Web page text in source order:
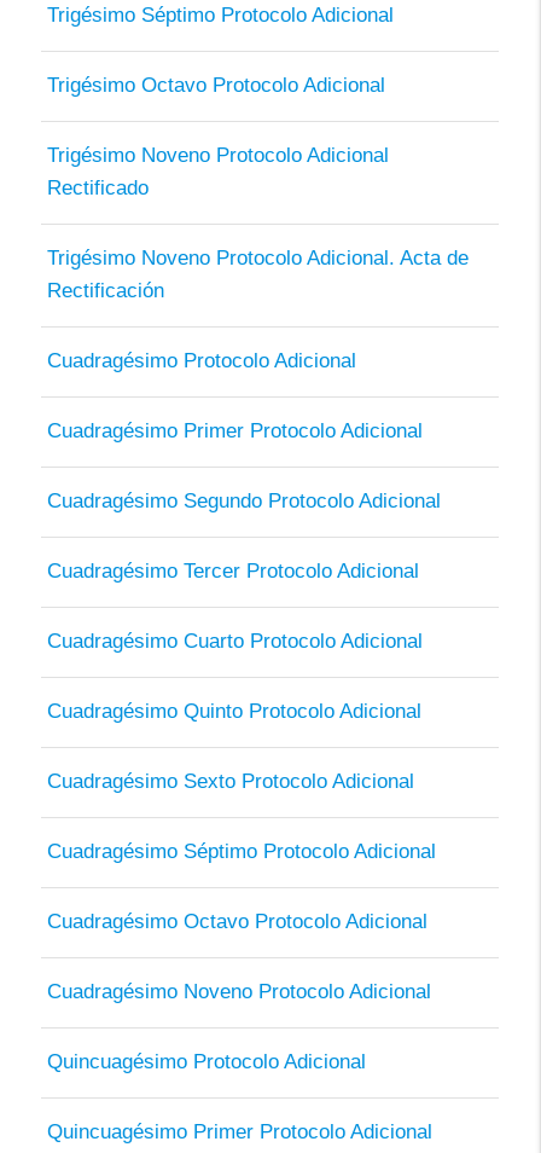
Trigésimo Séptimo Protocolo Adicional
Trigésimo Octavo Protocolo Adicional
Trigésimo Noveno Protocolo Adicional
Rectificado
Trigésimo Noveno Protocolo Adicional. Acta de
Rectificación
Cuadragésimo Protocolo Adicional
Cuadragésimo Primer Protocolo Adicional
Cuadragésimo Segundo Protocolo Adicional
Cuadragésimo Tercer Protocolo Adicional
Cuadragésimo Cuarto Protocolo Adicional
Cuadragésimo Quinto Protocolo Adicional
Cuadragésimo Sexto Protocolo Adicional
Cuadragésimo Séptimo Protocolo Adicional
Cuadragésimo Octavo Protocolo Adicional
Cuadragésimo Noveno Protocolo Adicional
Quincuagésimo Protocolo Adicional
Quincuagésimo Primer Protocolo Adicional